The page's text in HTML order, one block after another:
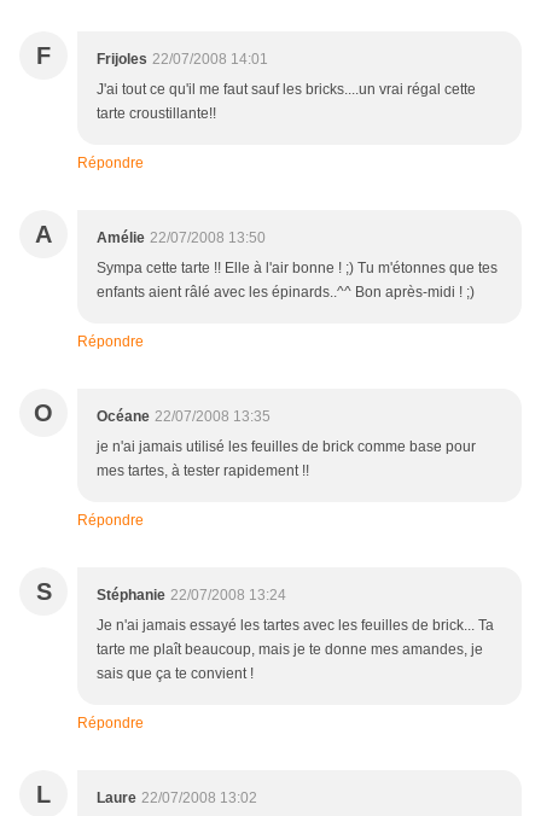
F Frijoles 22/07/2008 14:01
J'ai tout ce qu'il me faut sauf les bricks....un vrai régal cette
tarte croustillante!!
Répondre
A Amélie 22/07/2008 13:50
Sympa cette tarte !! Elle à l'air bonne ! ;) Tu m'étonnes que tes
enfants aient râlé avec les épinards..^^ Bon après-midi ! ;)
Répondre
O Océane 22/07/2008 13:35
je n'ai jamais utilisé les feuilles de brick comme base pour
mes tartes, à tester rapidement !!
Répondre
S Stéphanie 22/07/2008 13:24
Je n'ai jamais essayé les tartes avec les feuilles de brick... Ta
tarte me plaît beaucoup, mais je te donne mes amandes, je
sais que ça te convient !
Répondre
L Laure 22/07/2008 13:02